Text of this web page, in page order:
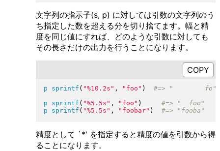
文字列の指示子(s, p) に対しては引数の文字列のう
ち指定した数を超える分を切り捨てます。幅と精
度を同じ値にすれば、どのような引数に対しても
その長さだけの出力を行うことになります。
p sprintf ( "%10.2s " , " foo " )
p
sprintf ( "%5.5s " , " foo " )
p
sprintf ( "%5.5s " , " foobar" )
精度として `*' を指定すると精度の値を引数から得
ることになります。